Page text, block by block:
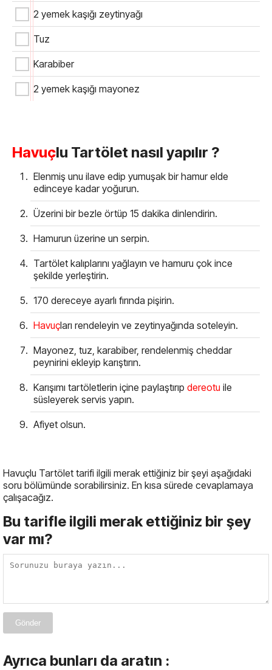
2 yemek kaşığı zeytinyağı
Tuz
Karabiber
2 yemek kaşığı mayonez
Havuçlu Tartölet nasıl yapılır ?
Elenmiş unu ilave edip yumuşak bir hamur elde
edinceye kadar yoğurun.
Üzerini bir bezle örtüp 15 dakika dinlendirin.
Hamurun üzerine un serpin.
Tartölet kalıplarını yağlayın ve hamuru çok ince
şekilde yerleştirin.
170 dereceye ayarlı fırında pişirin.
Havuçları rendeleyin ve zeytinyağında soteleyin.
Mayonez, tuz, karabiber, rendelenmiş cheddar
peynirini ekleyip karıştırın.
Karışımı tartöletlerin içine paylaştırıp dereotu ile
süsleyerek servis yapın.
Afiyet olsun.
Havuçlu Tartölet tarifi ilgili merak ettiğiniz bir şeyi aşağıdaki
soru bölümünde sorabilirsiniz. En kısa sürede cevaplamaya
çalışacağız.
Bu tarifle ilgili merak ettiğiniz bir şey
var mı?
Gönder
Ayrıca bunları da aratın :